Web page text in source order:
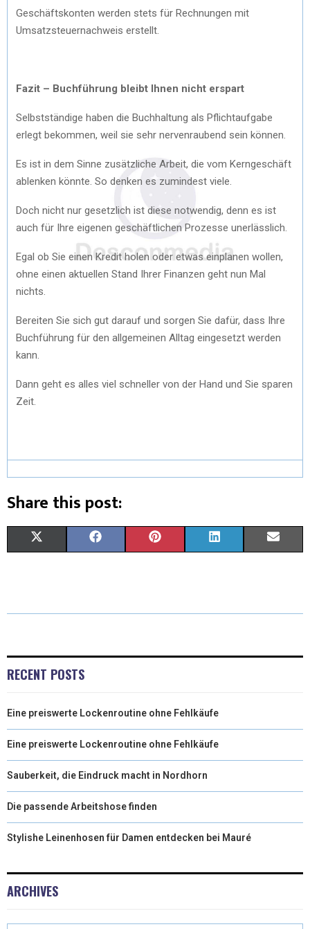
Geschäftskonten werden stets für Rechnungen mit
Umsatzsteuernachweis erstellt.
Fazit – Buchführung bleibt Ihnen nicht erspart
Selbstständige haben die Buchhaltung als Pflichtaufgabe
erlegt bekommen, weil sie sehr nervenraubend sein können.
Es ist in dem Sinne zusätzliche Arbeit, die vom Kerngeschäft
ablenken könnte. So denken es zumindest viele.
Doch nicht nur gesetzlich ist diese notwendig, denn es ist
auch für Ihre eigenen geschäftlichen Prozesse unerlässlich.
Egal ob Sie einen Kredit holen oder etwas einplanen wollen,
ohne einen aktuellen Stand Ihrer Finanzen geht nun Mal
nichts.
Bereiten Sie sich gut darauf und sorgen Sie dafür, dass Ihre
Buchführung für den allgemeinen Alltag eingesetzt werden
kann.
Dann geht es alles viel schneller von der Hand und Sie sparen
Zeit.
Share this post:
W
E
)
E
K
T
S
K I
RECENT POSTS
Eine preiswerte Lockenroutine ohne Fehlkäufe
Eine preiswerte Lockenroutine ohne Fehlkäufe
Sauberkeit, die Eindruck macht in Nordhorn
Die passende Arbeitshose finden
Stylishe Leinenhosen für Damen entdecken bei Mauré
ARCHIVES